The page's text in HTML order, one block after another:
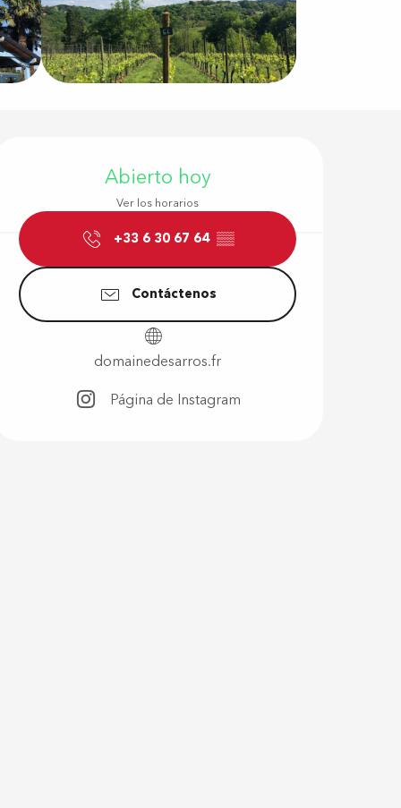
Horarios y
Abierto hoy
Ver los horarios
+33 6 30 67 64 ▒▒
Contáctenos
domainedesarros.fr
Página de Instagram